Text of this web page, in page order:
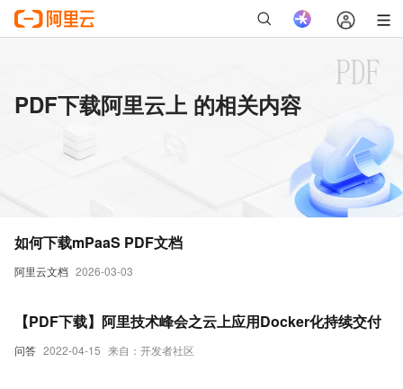
PDF下载阿里云上 的相关内容
阿里云文档 2026-03-03
如何下载mPaaS PDF文档
问答 2022-04-15 来自：开发者社区
【PDF下载】阿里技术峰会之云上应用Docker化持续交付